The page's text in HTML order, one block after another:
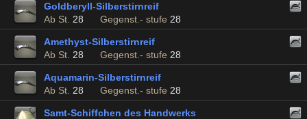
Goldberyll-Silberstirnreif
Ab St. 28 Gegenst.- stufe 28
Amethyst-Silberstirnreif
Ab St. 28 Gegenst.- stufe 28
Aquamarin-Silberstirnreif
Ab St. 28 Gegenst.- stufe 28
Samt-Schiffchen des Handwerks